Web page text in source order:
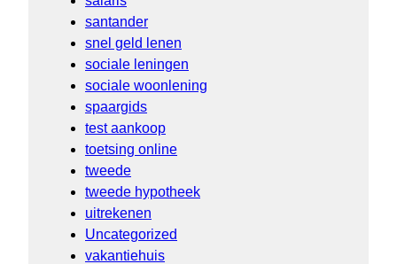
santander
snel geld lenen
sociale leningen
sociale woonlening
spaargids
test aankoop
toetsing online
tweede
tweede hypotheek
uitrekenen
Uncategorized
vakantiehuis